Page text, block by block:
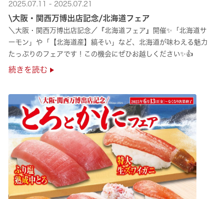
2025.07.11 - 2025.07.21
\大阪・関西万博出店記念/北海道フェア
＼大阪・関西万博出店記念／『北海道フェア』開催✨「北海道サ
ーモン」や「【北海道産】縞そい」など、北海道が味わえる魅力
たっぷりのフェアです！この機会にぜひお越しください✨👍
続きを読む